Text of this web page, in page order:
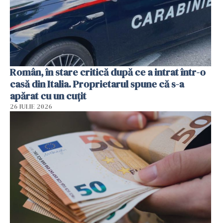
Român, în stare critică după ce a intrat într-o
casă din Italia. Proprietarul spune că s-a
apărat cu un cuțit
26 IULIE 2026